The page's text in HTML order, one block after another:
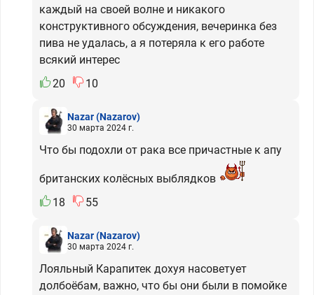
каждый на своей волне и никакого
конструктивного обсуждения, вечеринка без
пива не удалась, а я потеряла к его работе
всякий интерес
20
10
Nazar(Nazarov)
30 марта 2024 г.
Что бы подохли от рака все причастные к апу
британских колёсных выблядков
18
55
Nazar(Nazarov)
30 марта 2024 г.
Лояльный Карапитек дохуя насоветует
долбоёбам, важно, что бы они были в помойке